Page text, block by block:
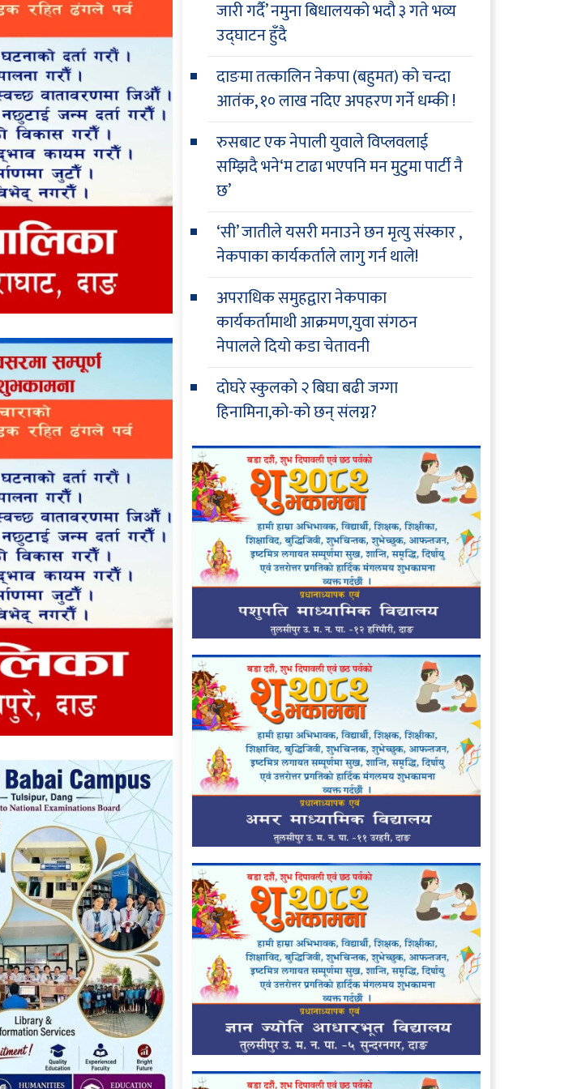
जारी गर्दै’ नमुना बिधालयको भदौ ३ गते भव्य
उद्घाटन हुँदै
दाङमा तत्कालिन नेकपा (बहुमत) को चन्दा
आतंक, १० लाख नदिए अपहरण गर्ने धम्की !
रुसबाट एक नेपाली युवाले विप्लवलाई
सम्झिदै भने‘म टाढा भएपनि मन मुटुमा पार्टी नै
छ’
‘सी’ जातीले यसरी मनाउने छन मृत्यु संस्कार ,
नेकपाका कार्यकर्ताले लागु गर्न थाले!
अपराधिक समुहद्वारा नेकपाका
कार्यकर्तामाथी आक्रमण,युवा संगठन
नेपालले दियो कडा चेतावनी
दोघरे स्कुलको २ बिघा बढी जग्गा
हिनामिना,को-को छन् संलग्न?